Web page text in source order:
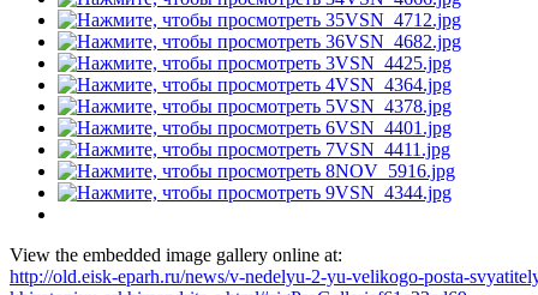
View the embedded image gallery online at:
http://old.eisk-eparh.ru/news/v-nedelyu-2-yu-velikogo-posta-